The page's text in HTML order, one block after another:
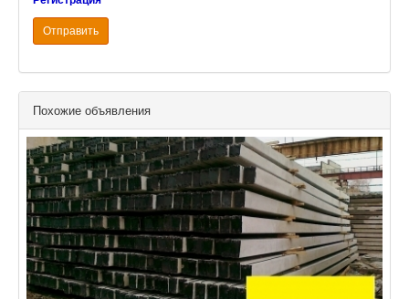
Отправить
Похожие объявления